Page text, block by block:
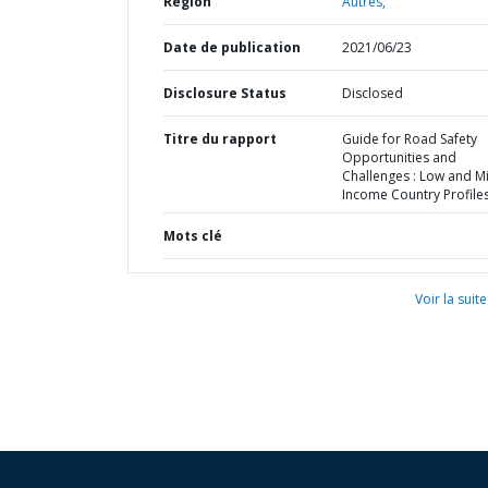
Date de publication 2021/06/23
Disclosure Status Disclosed
Titre du rapport
Guide for Road Safety
Opportunities and
Challenges : Low and
Income Country
Mots clé
Voir la suite